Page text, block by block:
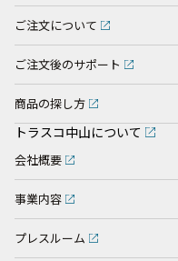
ご注文について
ご注文後のサポート
商品の探し方
トラスコ中山について
会社概要
事業内容
プレスルーム